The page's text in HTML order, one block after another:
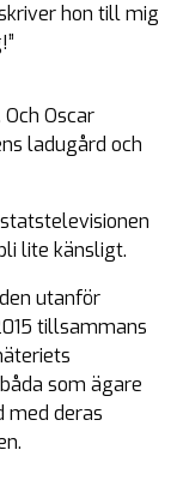
hon till mig
Oscar
ladugård och
lite känsligt.
utanför
tillsammans
som ägare
med deras